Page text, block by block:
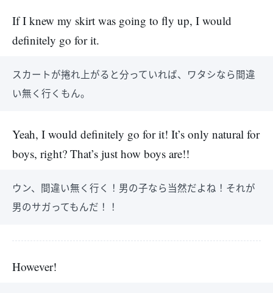
If I knew my skirt was going to fly up, I would
definitely go for it.
スカートが捲れ上がると分っていれば、ワタシなら間違
い無く行くもん。
Yeah, I would definitely go for it! It’s only natural for
boys, right? That’s just how boys are!!
ウン、間違い無く行く！男の子なら当然だよね！それが
男のサガってもんだ！！
However!